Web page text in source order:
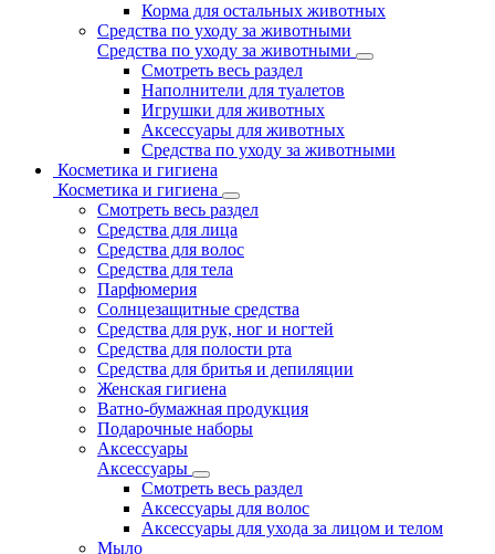
Корма для остальных животных
Средства по уходу за животными
Средства по уходу за животными
Смотреть весь раздел
Наполнители для туалетов
Игрушки для животных
Аксессуары для животных
Средства по уходу за животными
Косметика и гигиена
Косметика и гигиена
Смотреть весь раздел
Средства для лица
Средства для волос
Средства для тела
Парфюмерия
Солнцезащитные средства
Средства для рук, ног и ногтей
Средства для полости рта
Средства для бритья и депиляции
Женская гигиена
Ватно-бумажная продукция
Подарочные наборы
Аксессуары
Аксессуары
Смотреть весь раздел
Аксессуары для волос
Аксессуары для ухода за лицом и телом
Мыло